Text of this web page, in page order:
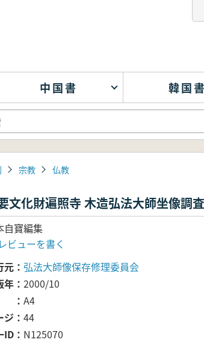
中国書 韓国書
宗教 仏教
文化財遍照寺 木造弘法大師坐像調
自寶編集
レビューを書く
元
弘法大師像保存修理委員会
年
2000/10
A4
ジ
44
ID
N125070